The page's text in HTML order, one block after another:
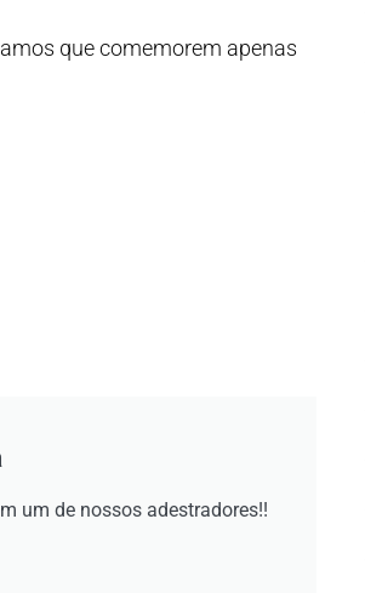
que comemorem apenas
um de nossos adestradores!!